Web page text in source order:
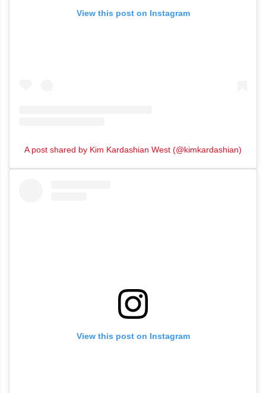
View this post on Instagram
A post shared by Kim Kardashian West (@kimkardashian)
View this post on Instagram